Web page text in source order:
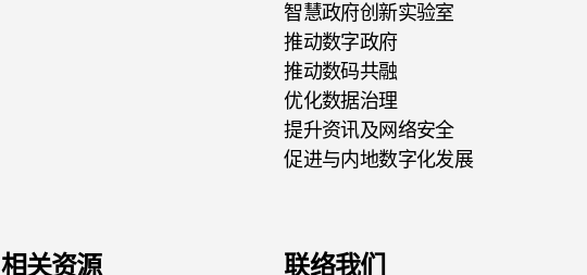
智慧政府创新实验室
推动数字政府
推动数码共融
优化数据治理
提升资讯及网络安全
促进与内地数字化发展
相关资源 联络我们